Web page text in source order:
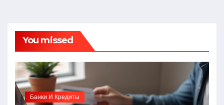
You missed
Банки И Кредиты